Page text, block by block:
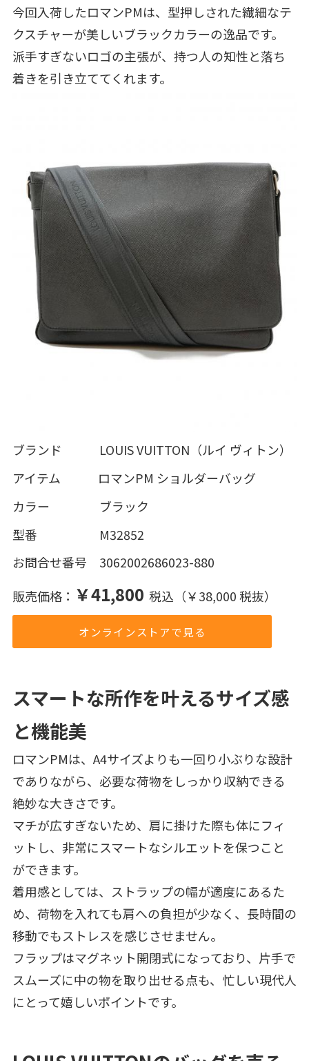
今回入荷したロマンPMは、型押しされた繊細なテ
クスチャーが美しいブラックカラーの逸品です。
派手すぎないロゴの主張が、持つ人の知性と落ち
着きを引き立ててくれます。
ブランド LOUIS VUITTON（ルイ ヴィトン）
アイテム ロマンPM ショルダーバッグ
カラー ブラック
型番 M32852
お問合せ番号 3062002686023-880
販売価格： ￥41,800 税込（￥38,000 税抜）
オンラインストアで見る
スマートな所作を叶えるサイズ感
と機能美
ロマンPMは、A4サイズよりも一回り小ぶりな設計
でありながら、必要な荷物をしっかり収納できる
絶妙な大きさです。
マチが広すぎないため、肩に掛けた際も体にフィ
ットし、非常にスマートなシルエットを保つこと
ができます。
着用感としては、ストラップの幅が適度にあるた
め、荷物を入れても肩への負担が少なく、長時間の
移動でもストレスを感じさせません。
フラップはマグネット開閉式になっており、片手で
スムーズに中の物を取り出せる点も、忙しい現代人
にとって嬉しいポイントです。